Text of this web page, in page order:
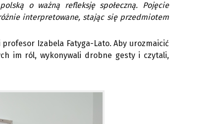
o ważną refleksję społeczną. Pojęcie
interpretowane, stając się przedmiotem
profesor Izabela Fatyga-Lato. Aby urozmaicić
im ról, wykonywali drobne gesty i czytali,